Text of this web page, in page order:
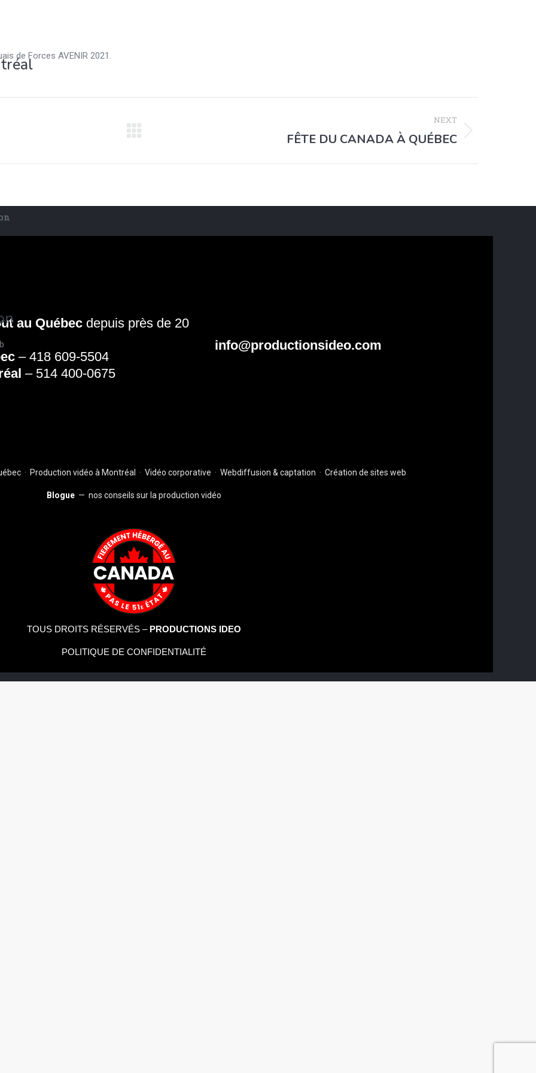
de Forces AVENIR 2021.
NEXT
FÊTE DU CANADA À QUÉBEC
au Québec depuis près de 20
– 418 609-5504
– 514 400-0675
info@productionsideo.com
· Production vidéo à Montréal · Vidéo corporative · Webdiffusion & captation · Création de sites web
Blogue — nos conseils sur la production vidéo
TOUS DROITS RÉSERVÉS – PRODUCTIONS IDEO
POLITIQUE DE CONFIDENTIALITÉ